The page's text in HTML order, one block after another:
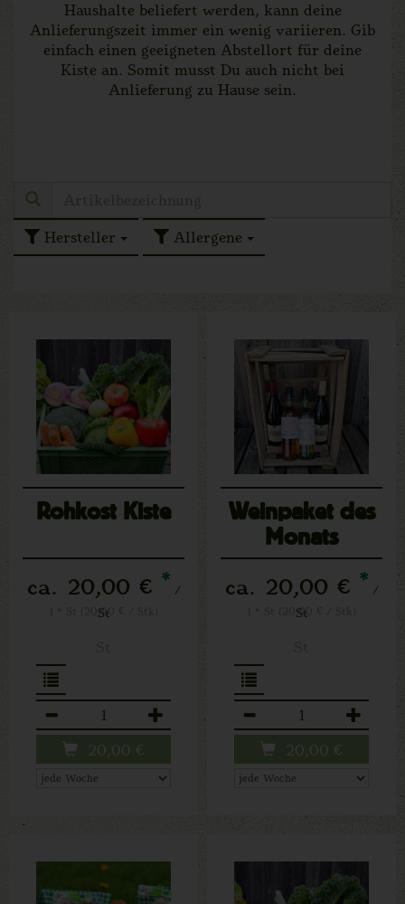
Haushalte beliefert werden, kann deine
Anlieferungszeit immer ein wenig variieren. Gib
einfach einen geeigneten Abstellort für deine
Kiste an. Somit musst Du auch nicht bei
Anlieferung zu Hause sein.
Hersteller Allergene
Rohkost Kiste
ca. 20,00 € * /
St
1 * St (20,00 € / Stk)
20,00 €
Weinpaket des
Monats
ca. 20,00 € * /
St
1 * St (20,00 € / Stk)
20,00 €